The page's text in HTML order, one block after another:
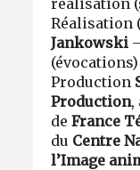
Réalisation
Jankowski
Production
Production,
deFrance
du Centre
l’Image